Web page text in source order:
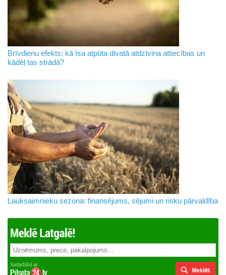
Brīvdienu efekts: kā īsa atpūta divatā atdzīvina attiecības un
kādēļ tas strādā?
Lauksaimnieku sezona: finansējums, sējumi un risku pārvaldība